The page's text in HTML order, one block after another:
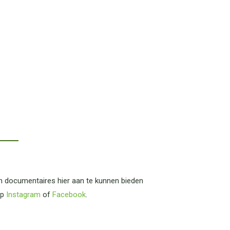
hier aan te kunnen bieden
Instagram of Facebook.